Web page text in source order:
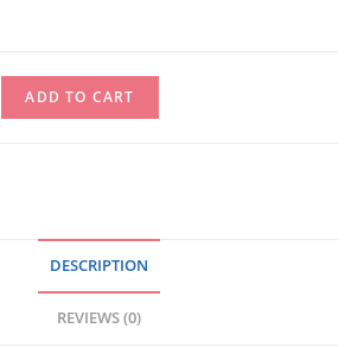
ADD TO CART
DESCRIPTION
REVIEWS (0)